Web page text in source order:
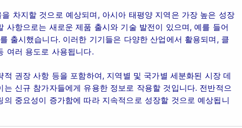
차지할 것으로 예상되며, 아시아 태평양 지역은 가장 높은 성장
사항으로는 새로운 제품 출시와 기술 발전이 있으며, 예를 들어
출시했습니다. 이러한 기기들은 다양한 산업에서 활용되며, 클
여러 용도로 사용됩니다.
권장 사항 등을 포함하여, 지역별 및 국가별 세분화된 시장 데
신규 참가자들에게 유용한 정보로 작용할 것입니다. 전반적으
중요성이 증가함에 따라 지속적으로 성장할 것으로 예상됩니